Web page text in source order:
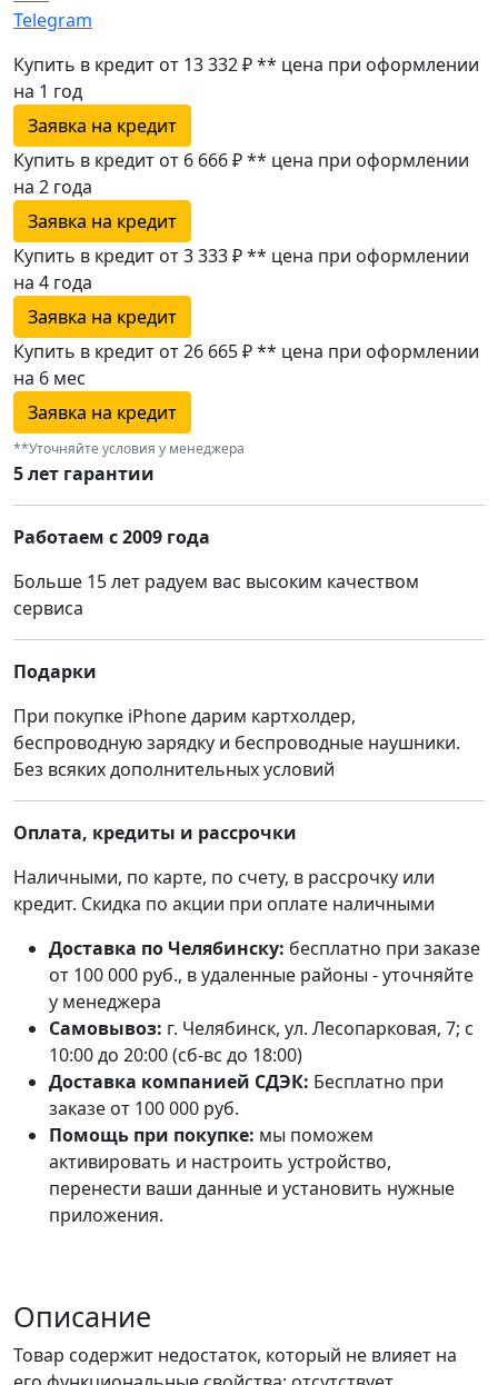
Telegram
Купить в кредит от 13 332 ₽** цена при оформлении
на 1 год
Заявка на кредит
Купить в кредит от 6 666 ₽** цена при оформлении
на 2 года
Заявка на кредит
Купить в кредит от 3 333 ₽** цена при оформлении
на 4 года
Заявка на кредит
Купить в кредит от 26 665 ₽** цена при оформлении
на 6 мес
Заявка на кредит
**Уточняйте условия у менеджера
5 лет гарантии
Работаем с 2009 года
Больше 15 лет радуем вас высоким качеством
сервиса
Подарки
При покупке iPhone дарим картхолдер,
беспроводную зарядку и беспроводные наушники.
Без всяких дополнительных условий
Оплата, кредиты и рассрочки
Наличными, по карте, по счету, в рассрочку или
кредит. Скидка по акции при оплате наличными
Доставка по Челябинску: бесплатно при заказе
от 100 000 руб., в удаленные районы - уточняйте
у менеджера
Самовывоз: г. Челябинск, ул. Лесопарковая, 7; с
10:00 до 20:00 (сб-вс до 18:00)
Доставка компанией СДЭК: Бесплатно при
заказе от 100 000 руб.
Помощь при покупке: мы поможем
активировать и настроить устройство,
перенести ваши данные и установить нужные
приложения.
Описание
Товар содержит недостаток, который не влияет на